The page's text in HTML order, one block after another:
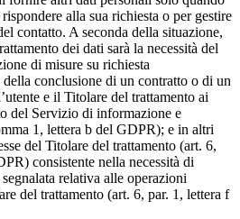
alla sua richiesta o per gestire
contatto. A seconda della situazione,
dei dati sarà la necessità del
di misure su richiesta
della conclusione di un contratto o di un
e il Titolare del trattamento ai
del Servizio di informazione e
1, lettera b del GDPR); e in altri
del Titolare del trattamento (art. 6,
consistente nella necessità di
relativa alle operazioni
del trattamento (art. 6, par. 1, lettera f